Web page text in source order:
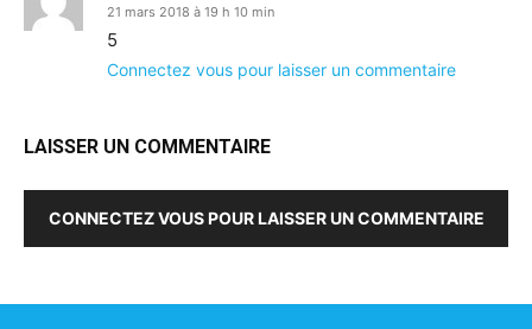
21 mars 2018 à 19 h 10 min
5
Connectez vous pour laisser un commentaire
LAISSER UN COMMENTAIRE
CONNECTEZ VOUS POUR LAISSER UN COMMENTAIRE